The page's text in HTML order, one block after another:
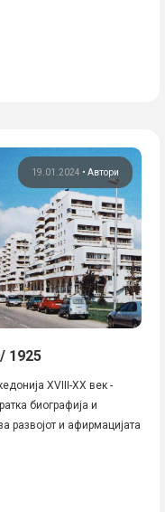
19.01.2024 •Автори
1925
XVIII-XX век -
биографија и
развојот и афирмацијата